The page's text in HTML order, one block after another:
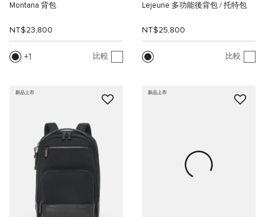
Montana 背包
NT$23,800
1 比較
Lejeune 多功能後背包 / 托特包
NT$25,800
比較
新品上市 新品上市